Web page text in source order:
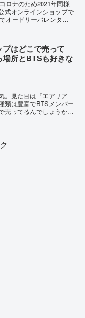
ロナのため2021年同様
式オンラインショップで
オードリーバレンタイ
プはどこで売って
場所とBTSも好きな
。見た目は「エアリア
類は豊富でBTSメンバー
売ってるんでしょうか。